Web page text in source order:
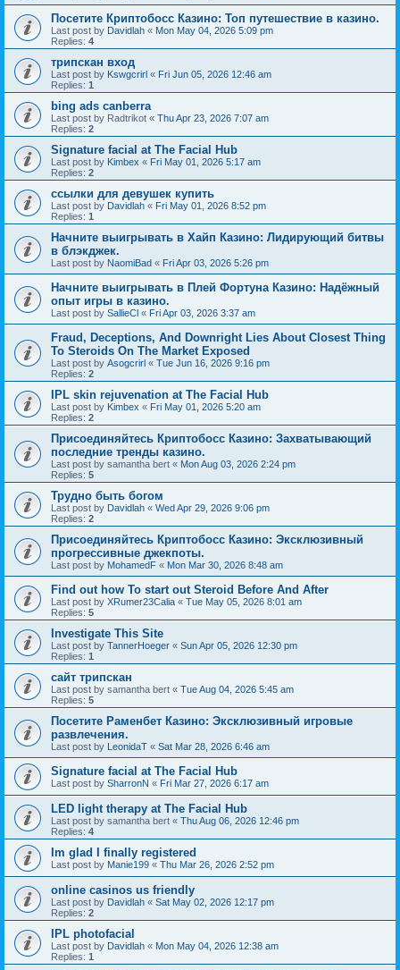
Посетите Криптобосс Казино: Топ путешествие в казино.
Last post by Davidlah « Mon May 04, 2026 5:09 pm
Replies: 4
трипскан вход
Last post by Kswgcrirl « Fri Jun 05, 2026 12:46 am
Replies: 1
bing ads canberra
Last post by Radtrikot « Thu Apr 23, 2026 7:07 am
Replies: 2
Signature facial at The Facial Hub
Last post by Kimbex « Fri May 01, 2026 5:17 am
Replies: 2
ссылки для девушек купить
Last post by Davidlah « Fri May 01, 2026 8:52 pm
Replies: 1
Начните выигрывать в Хайп Казино: Лидирующий битвы
в блэкджек.
Last post by NaomiBad « Fri Apr 03, 2026 5:26 pm
Начните выигрывать в Плей Фортуна Казино: Надёжный
опыт игры в казино.
Last post by SallieCl « Fri Apr 03, 2026 3:37 am
Fraud, Deceptions, And Downright Lies About Closest Thing
To Steroids On The Market Exposed
Last post by Asogcrirl « Tue Jun 16, 2026 9:16 pm
Replies: 2
IPL skin rejuvenation at The Facial Hub
Last post by Kimbex « Fri May 01, 2026 5:20 am
Replies: 2
Присоединяйтесь Криптобосс Казино: Захватывающий
последние тренды казино.
Last post by samantha bert « Mon Aug 03, 2026 2:24 pm
Replies: 5
Трудно быть богом
Last post by Davidlah « Wed Apr 29, 2026 9:06 pm
Replies: 2
Присоединяйтесь Криптобосс Казино: Эксклюзивный
прогрессивные джекпоты.
Last post by MohamedF « Mon Mar 30, 2026 8:48 am
Find out how To start out Steroid Before And After
Last post by XRumer23Calia « Tue May 05, 2026 8:01 am
Replies: 5
Investigate This Site
Last post by TannerHoeger « Sun Apr 05, 2026 12:30 pm
Replies: 1
сайт трипскан
Last post by samantha bert « Tue Aug 04, 2026 5:45 am
Replies: 5
Посетите Раменбет Казино: Эксклюзивный игровые
развлечения.
Last post by LeonidaT « Sat Mar 28, 2026 6:46 am
Signature facial at The Facial Hub
Last post by SharronN « Fri Mar 27, 2026 6:17 am
LED light therapy at The Facial Hub
Last post by samantha bert « Thu Aug 06, 2026 12:46 pm
Replies: 4
Im glad I finally registered
Last post by Manie199 « Thu Mar 26, 2026 2:52 pm
online casinos us friendly
Last post by Davidlah « Sat May 02, 2026 12:17 pm
Replies: 2
IPL photofacial
Last post by Davidlah « Mon May 04, 2026 12:38 am
Replies: 1